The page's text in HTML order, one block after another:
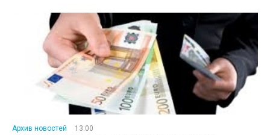
Архив новостей
13:00